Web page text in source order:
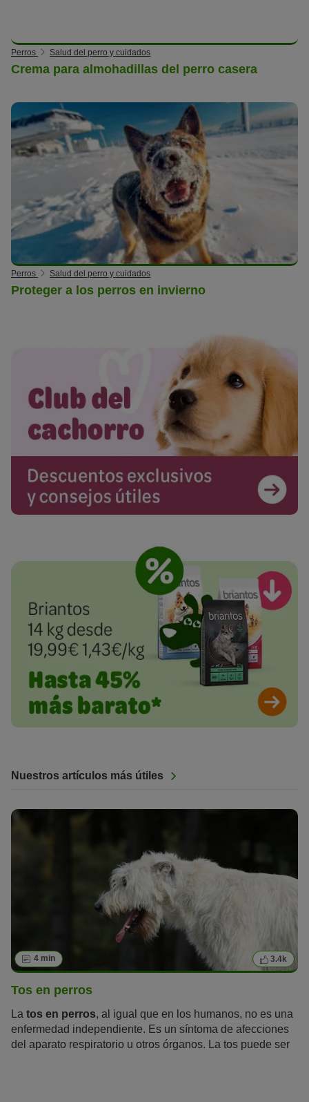
Perros Salud del perro y cuidados
Crema para almohadillas del perro casera
Perros Salud del perro y cuidados
Proteger a los perros en invierno
Nuestros artículos más útiles
4 min 3.4k
Tos en perros
La tos en perros, al igual que en los humanos, no es una
enfermedad independiente. Es un síntoma de afecciones
del aparato respiratorio u otros órganos. La tos puede ser